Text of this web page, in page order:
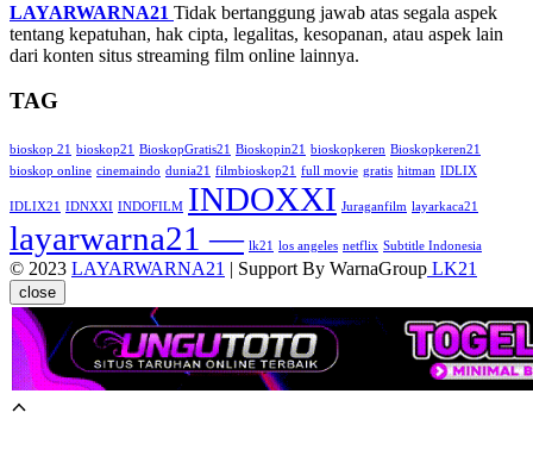
LAYARWARNA21 Tidak bertanggung jawab atas segala aspek
tentang kepatuhan, hak cipta, legalitas, kesopanan, atau aspek lain
dari konten situs streaming film online lainnya.
TAG
bioskop 21 bioskop21 BioskopGratis21 Bioskopin21 bioskopkeren Bioskopkeren21
bioskop online cinemaindo dunia21 filmbioskop21 full movie gratis hitman IDLIX
IDLIX21 IDNXXI INDOFILM INDOXXI Juraganfilm layarkaca21
layarwarna21 — lk21 los angeles netflix Subtitle Indonesia
© 2023 LAYARWARNA21 | Support By WarnaGroup LK21
close